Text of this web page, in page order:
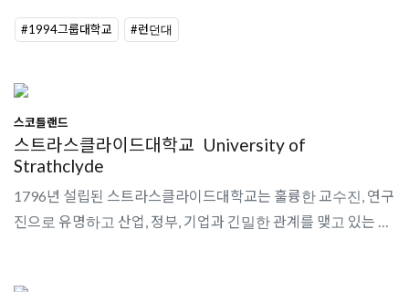
아시아학, 아프리카학, 중동학이 특성화된 대학으로, 이 분야에서
현재 세계 최대의 연구교육..
#1994그룹대학교 #런던대
스코틀랜드
스트라스클라이드대학교 University of
Strathclyde
1796년 설립된 스트라스클라이드대학교는 훌륭한 교수진, 연구
진으로 유명하고 산업, 정부, 기업과 긴밀한 관계를 맺고 있는 것